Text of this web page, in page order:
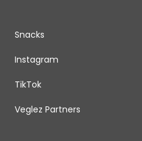
Snacks
Instagram
TikTok
Veglez Partners